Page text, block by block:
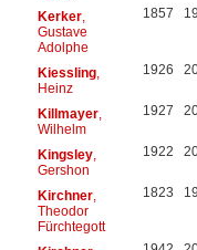
Kerker,
Gustave
Adolphe
1857
Kiessling,
Heinz
1926
Killmayer,
Wilhelm
1927
Kingsley,
Gershon
1922
Kirchner,
Theodor
Fürchtegott
1823